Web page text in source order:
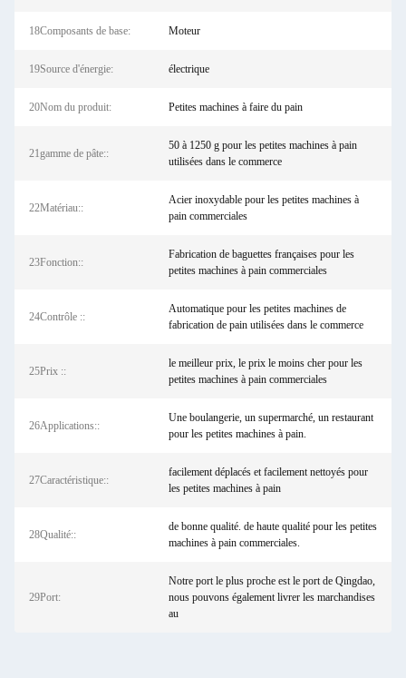
18Composants de base: Moteur
19Source d'énergie: électrique
20Nom du produit: Petites machines à faire du pain
21gamme de pâte::
50 à 1250 g pour les petites machines à pain
utilisées dans le commerce
22Matériau::
Acier inoxydable pour les petites machines à
pain commerciales
23Fonction::
Fabrication de baguettes françaises pour les
petites machines à pain commerciales
24Contrôle ::
Automatique pour les petites machines de
fabrication de pain utilisées dans le commerce
25Prix ::
le meilleur prix, le prix le moins cher pour les
petites machines à pain commerciales
26Applications::
Une boulangerie, un supermarché, un restaurant
pour les petites machines à pain.
27Caractéristique::
facilement déplacés et facilement nettoyés pour
les petites machines à pain
28Qualité::
de bonne qualité. de haute qualité pour les petites
machines à pain commerciales.
29Port:
Notre port le plus proche est le port de Qingdao,
nous pouvons également livrer les marchandises
au